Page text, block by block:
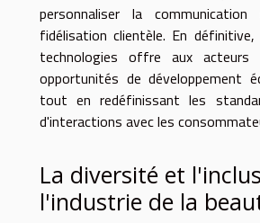
personnaliser la
fidélisation clientèle. En
technologies offre aux
opportunités de développement
tout en redéfinissant les
d'interactions avec les
La diversité et
l'industrie de la